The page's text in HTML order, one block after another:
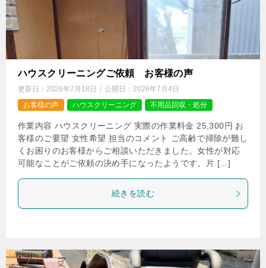
ハウスクリーニングご依頼 お客様の声
更新日： 2026年7月18日 公開日： 2026年7月4日
お客様の声
ハウスクリーニング 不用品回収・処分
作業内容 ハウスクリーニング 実際の作業料金 25,300円 お
客様のご要望 女性希望 担当のコメント ご高齢で掃除が難し
くお困りのお客様からご相談いただきました。女性が対応
可能なことがご依頼の決め手になったようです。片 […]
続きを読む